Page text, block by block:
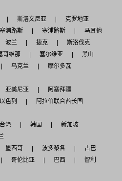
斯洛文尼亚
克罗地亚
浦路斯 塞浦路斯
马耳他
波兰 捷克
斯洛伐克
哥维那 塞尔维亚
黑山
乌克兰
摩尔多瓦
亚美尼亚
阿塞拜疆
色列
阿拉伯联合酋长国
湾 韩国
新加坡
墨西哥 波多黎各
古巴
哥伦比亚 巴西
智利